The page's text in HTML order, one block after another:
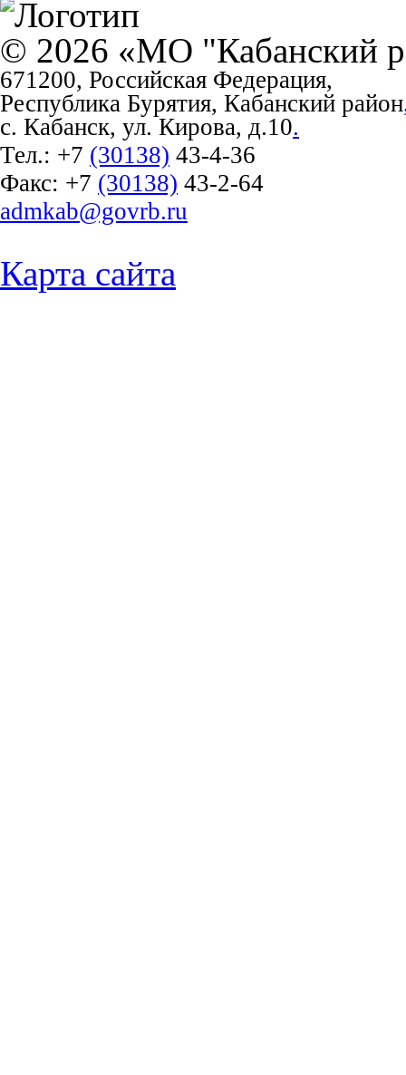
© 2026 «МО "Кабанский
671200, Российская Федерация,
Республика Бурятия, Кабанский район
с. Кабанск, ул. Кирова, д.10.
Тел.: +7 (30138) 43-4-36
Факс: +7 (30138) 43-2-64
admkab@govrb.ru
Карта сайта